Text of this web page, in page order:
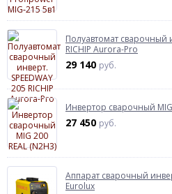
Полуавтомат сварочный
RICHIP Aurora-Pro
29 140 руб.
Инвертор сварочный MIG
27 450 руб.
Аппарат сварочный
Eurolux